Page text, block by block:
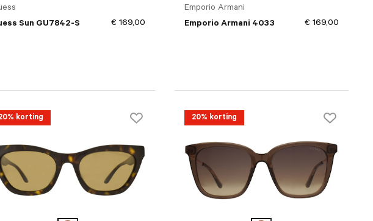
Sun GU7842-S
€ 169,00
Emporio Armani
Emporio Armani 4033
€ 169,00
korting 20% korting